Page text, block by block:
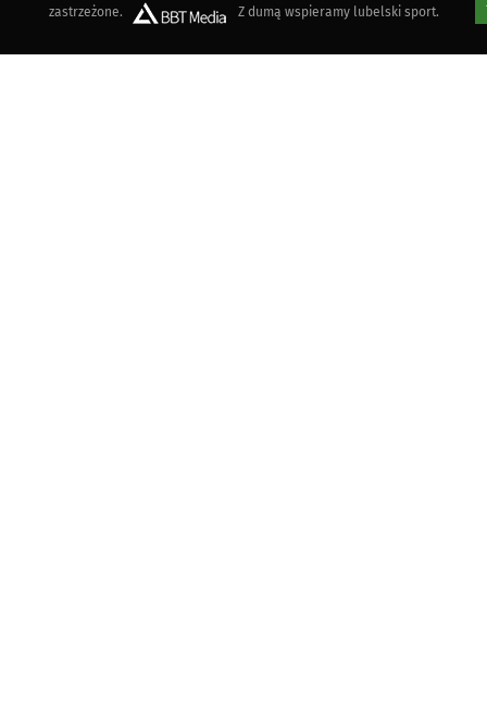
zastrzeżone.
Z dumą wspieramy lubelski sport.